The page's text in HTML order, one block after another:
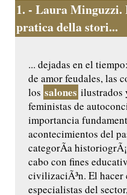
1. - Laura Minguzzi.
pratica della stori...
... dejadas en el
de amor feudales, las
los salones ilustrados
feministas de
importancia
acontecimientos del
categorÃ­a
cabo con fines
civilizaciÃ³n. El hacer
especialistas del